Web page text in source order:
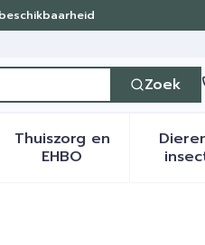
Zoek
categorie
50+ categorie
voor Natuur
Thuiszorg en
EHBOToon submenu